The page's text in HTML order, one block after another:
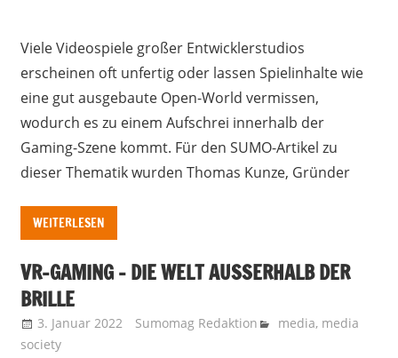
Viele Videospiele großer Entwicklerstudios
erscheinen oft unfertig oder lassen Spielinhalte wie
eine gut ausgebaute Open-World vermissen,
wodurch es zu einem Aufschrei innerhalb der
Gaming-Szene kommt. Für den SUMO-Artikel zu
dieser Thematik wurden Thomas Kunze, Gründer
WEITERLESEN
VR-GAMING – DIE WELT AUSSERHALB DER B
RILLE
3. Januar 2022 Sumomag Redaktion media, media
society